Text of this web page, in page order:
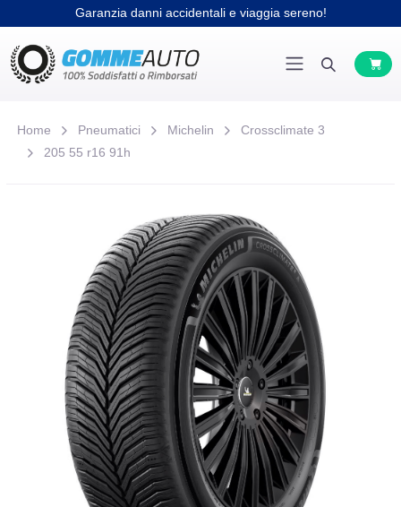
Garanzia danni accidentali e viaggia sereno!
Home Pneumatici Michelin
Crossclimate 3
205 55 r16 91h